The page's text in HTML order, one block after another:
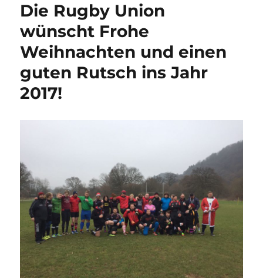
Die Rugby Union
wünscht Frohe
Weihnachten und einen
guten Rutsch ins Jahr
2017!